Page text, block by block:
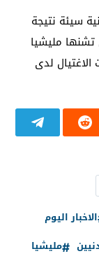
سيئة نتيجة
تشنها مليشيا
لدى
الاخبار اليوم
مليشيا